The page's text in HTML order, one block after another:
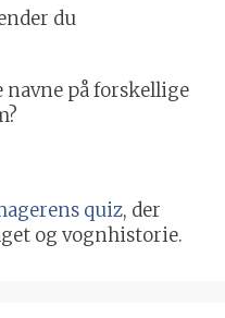
du
på forskellige
quiz, der
og vognhistorie.